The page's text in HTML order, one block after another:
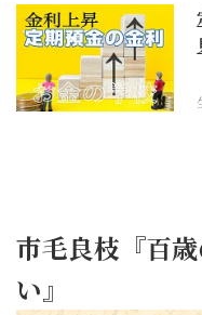
市毛良枝『百
い』